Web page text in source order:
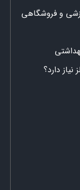
و فروشگاهی
دارد؟